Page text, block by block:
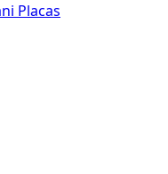
Placas